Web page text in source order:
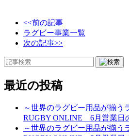
<<前の記事
ラグビー事業一覧
次の記事>>
最近の投稿
～世界のラグビー用品が揃う
RUGBY ONLINE 6月営業日
～世界のラグビー用品が揃う